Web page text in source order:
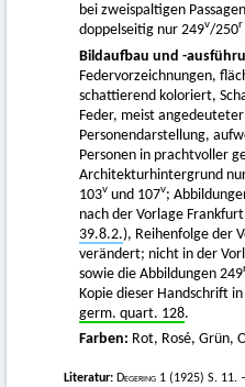
bei zweispaltigen
doppelseitig nur 249v/250r
Bildaufbau und -
Federvorzeichnungen,
schattierend koloriert,
Feder, meist
Personendarstellung,
Personen in prachtvoller
Architekturhintergrund
103v und 107v;
nach der Vorlage
39.8.2.), Reihenfolge der
verändert; nicht in der
sowie die Abbildungen 249
Kopie dieser Handschrift in
germ. quart. 128.
Farben: Rot, Rosé, Grün,
Literatur: Degering 1 (1925) S. 11.